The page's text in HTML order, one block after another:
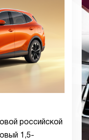
российской
1,5-